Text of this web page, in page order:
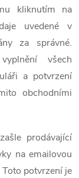
kliknutím na
uvedené v
za správné.
všech
a potvrzení
obchodními
prodávající
na emailovou
potvrzení je